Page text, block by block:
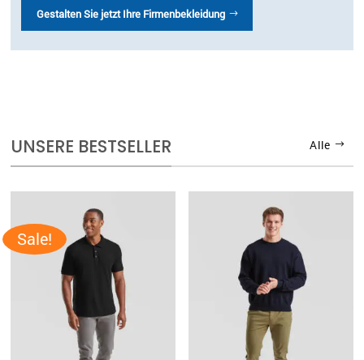
Gestalten Sie jetzt Ihre Firmenbekleidung
UNSERE BESTSELLER Alle
Sale!